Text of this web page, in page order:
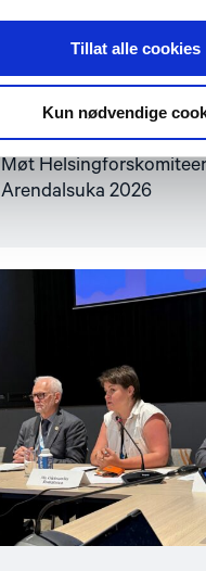
Tillat alle cookies
Kun nødvendige
Nyhet
Møt
Arendalsuka 2026
article
Haag
til
«People
First»"